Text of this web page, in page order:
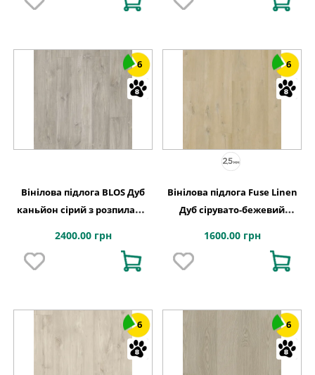
6
Вінілова підлога BLOS Дуб
каньйон сірий з розпилами
2400.00 грн
6
Вінілова підлога Fuse Linen
Дуб сірувато-бежевий
1600.00 грн
6 6